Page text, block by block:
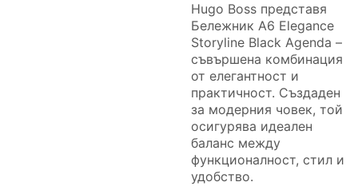
Hugo Boss представя
Бележник A6 Elegance
Storyline Black Agenda –
съвършена комбинация
от елегантност и
практичност. Създаден
за модерния човек, той
осигурява идеален
баланс между
функционалност, стил и
удобство.